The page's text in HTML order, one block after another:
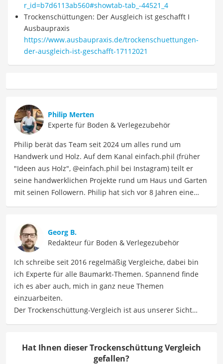
r_id=b7d6113ab560#showtab-tab_-44521_4
Trockenschüttungen: Der Ausgleich ist geschafft I
Ausbaupraxis
https://www.ausbaupraxis.de/trockenschuettungen-
der-ausgleich-ist-geschafft-17112021
Philip Merten
Experte für Boden & Verlegezubehör
Philip berät das Team seit 2024 um alles rund um
Handwerk und Holz. Auf dem Kanal einfach.phil (früher
"Ideen aus Holz", @einfach.phil bei Instagram) teilt er
seine handwerklichen Projekte rund um Haus und Garten
mit seinen Followern. Philip hat sich vor 8 Jahren eine
individuelle Produkte aus Holz her. Außerdem setzt er
vom Fliesenlegen bis hin zu Pflaster- und Elektroarbeiten
viele verschiedene Projekte ums Haus um. Bisher hat er
u.a. eine Werkstatt, ein Mikrozementbad und eine
Terrasse mit Drainagemörtel umgebaut, Trockenbau und
Elektroarbeit umgesetzt sowie eigene Möbel gebaut und
gestaltet. Philip bringt sein technisches und
handwerkliches Verständnis zusammen und arbeitet sich
besonders empfehlenswert fürBauarbeiterund
Georg B.
Redakteur für Boden & Verlegezubehör
Ich schreibe seit 2016 regelmäßig Vergleiche, dabei bin
ich Experte für alle Baumarkt-Themen. Spannend finde
ich es aber auch, mich in ganz neue Themen
einzuarbeiten.
Der Trockenschüttung-Vergleich ist aus unserer Sicht
Hat Ihnen dieser Trockenschüttung Vergleich
gefallen?